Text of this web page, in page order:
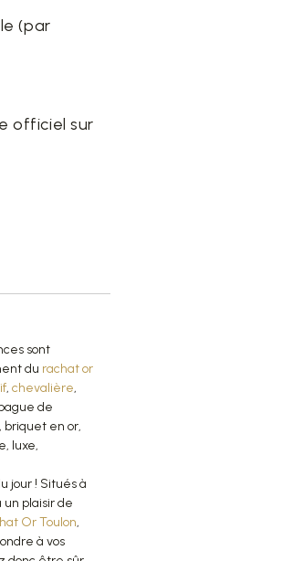
(par
officiel sur
sont
du rachat or
, chevalière,
de
briquet en or,
luxe,
jour ! Situés à
plaisir de
Or Toulon,
à vos